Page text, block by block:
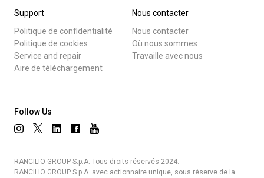
Support
Politique de confidentialité
Politique de cookies
Service and repair
Aire de téléchargement
Nous contacter
Nous contacter
Où nous sommes
Travaille avec nous
Follow Us
RANCILIO GROUP S.p.A. Tous droits réservés 2024.
RANCILIO GROUP S.p.A. avec actionnaire unique, sous réserve de la